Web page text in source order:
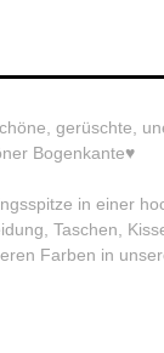
gerüschte,
Bogenkante♥
in einer
Taschen,
Farben in